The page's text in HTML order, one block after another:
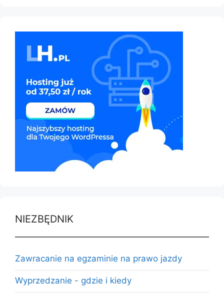
NIEZBĘDNIK
Zawracanie na egzaminie na prawo jazdy
Wyprzedzanie - gdzie i kiedy